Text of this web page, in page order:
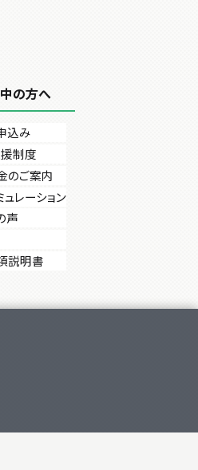
の方へ
込み
援制度
のご案内
レーション
声
説明書